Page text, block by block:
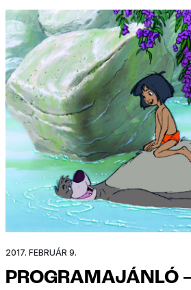
Wonderland Fesztivál, de
kreatív programok,
bábelőadás, sőt még
2017. FEBRUÁR 9.
PROGRAMAJÁNLÓ